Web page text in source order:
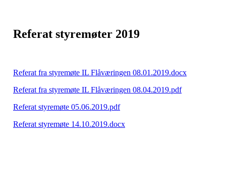
Referat styremøter 2019
Referat fra styremøte IL Flåværingen 08.01.2019.docx
Referat fra styremøte IL Flåværingen 08.04.2019.pdf
Referat styremøte 05.06.2019.pdf
Referat styremøte 14.10.2019.docx